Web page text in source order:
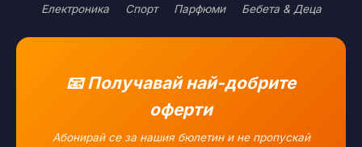
Електроника
Спорт Парфюми Бебета & Деца
📧 Получавай най-добрите
оферти
Абонирай се за нашия бюлетин и не пропускай